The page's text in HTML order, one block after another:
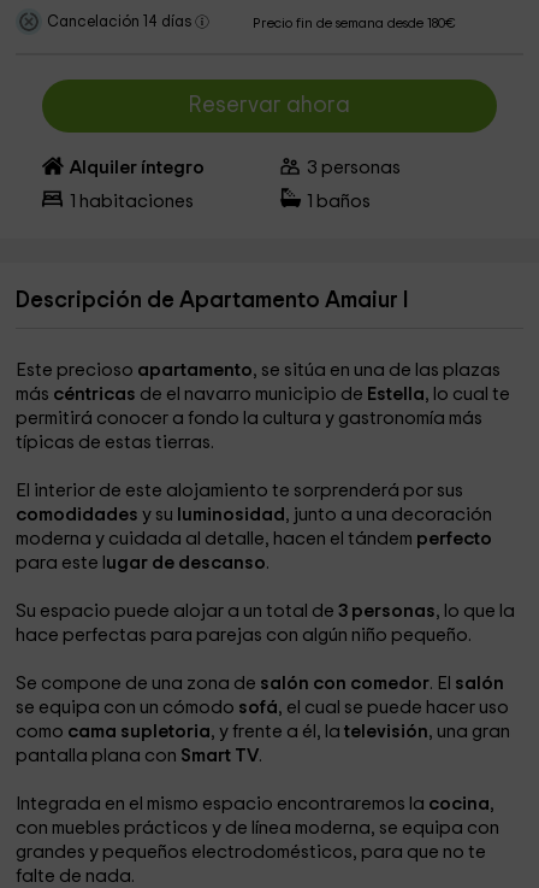
Cancelación 14 días Precio fin de semana desde 180€
Reservar ahora
Alquiler íntegro 3 personas
habitaciones baños
Descripción de Apartamento Amaiur I
Este precioso apartamento, se sitúa en una de las plazas
más céntricas de el navarro municipio de Estella, lo cual te
permitirá conocer a fondo la cultura y gastronomía más
típicas de estas tierras.
El interior de este alojamiento te sorprenderá por sus
comodidadesy su luminosidad , junto a una decoración
moderna y cuidada al detalle, hacen el tándem perfecto
para este l ugar de descanso.
Su espacio puede alojar a un total de3 personas, lo que la
hace perfectas para parejas con algún niño pequeño.
Se compone de una zona de salón con comedor. El salón
se equipa con un cómodo sofá, el cual se puede hacer uso
como cama supletoria, y frente a él, latelevisión, una gran
pantalla plana con Smart TV.
Integrada en el mismo espacio encontraremos la cocina,
con muebles prácticos y de línea moderna, se equipa con
grandes y pequeños electrodomésticos, para que no te
falte de nada.